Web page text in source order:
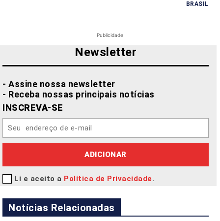
BRASIL
Publicidade
Newsletter
- Assine nossa newsletter
- Receba nossas principais notícias
INSCREVA-SE
ADICIONAR
Li e aceito a Política de Privacidade.
Notícias Relacionadas